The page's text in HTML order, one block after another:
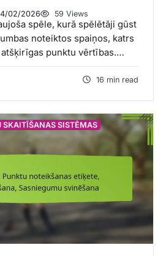
02/2026 59 Views
spēle, kurā spēlētāji gūst
noteiktos spaiņos, katrs
punktu vērtības.…
16 min read
SKAITĪŠANAS SISTĒMAS